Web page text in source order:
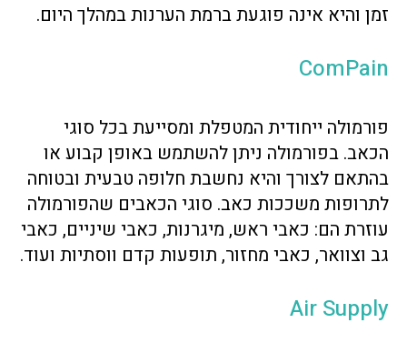
זמן והיא אינה פוגעת ברמת הערנות במהלך היום.
ComPain
פורמולה ייחודית המטפלת ומסייעת בכל סוגי
הכאב. בפורמולה ניתן להשתמש באופן קבוע או
בהתאם לצורך והיא נחשבת חלופה טבעית ובטוחה
לתרופות משככות כאב. סוגי הכאבים שהפורמולה
עוזרת הם: כאבי ראש, מיגרנות, כאבי שיניים, כאבי
גב וצוואר, כאבי מחזור, תופעות קדם ווסתיות ועוד.
Air Supply